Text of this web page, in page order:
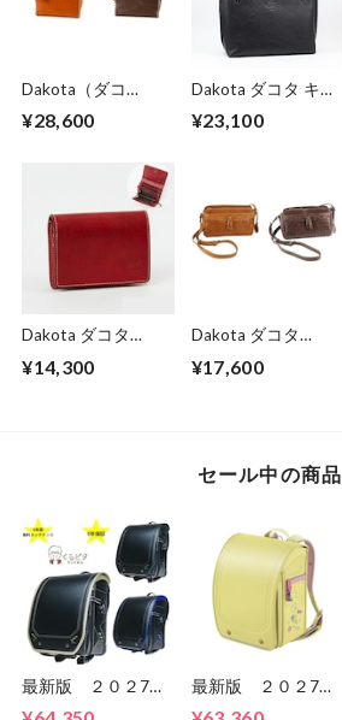
Dakota（ダコ
タ） レディース
メスティア トート
¥28,600
Dakota ダコタ キュ
ーブ レディース
トートバッグ
¥23,100
Dakota ダコタ
二つ折り財布 レ
¥14,300
Dakota ダコタ
ス ネルソン ショ
¥17,600
セール中の商品
最新版 ２０２7
年 くるピタ 超軽
最新版 ２０２7
年 スゴ軽 スウィ